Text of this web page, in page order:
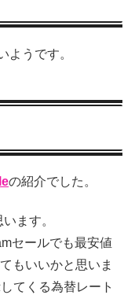
ようです。
の紹介でした。
ます。
セールでも最安値
もいいかと思いま
てくる為替レート